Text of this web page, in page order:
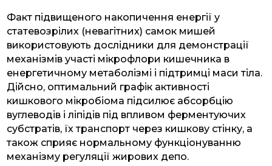
Факт підвищеного накопичення енергії у
статевозрілих (невагітних) самок мишей
використовують дослідники для демонстрації
механізмів участі мікрофлори кишечника в
енергетичному метаболізмі і підтримці маси тіла.
Дійсно, оптимальний графік активності
кишкового мікробіома підсилює абсорбцію
вуглеводів і ліпідів під впливом ферментуючих
субстратів, їх транспорт через кишкову стінку, а
також сприяє нормальному функціонуванню
механізму регуляції жирових депо.